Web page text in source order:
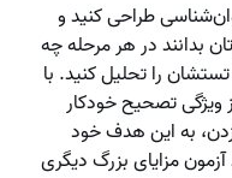
طراحی کنید و
بدانند در هر مرحله چه
را تحلیل کنید. با
ویژگی تصحیح خودکار
به این هدف خود
مزایای بزرگ دیگری